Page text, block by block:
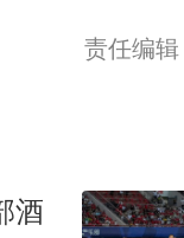
责任编
酒